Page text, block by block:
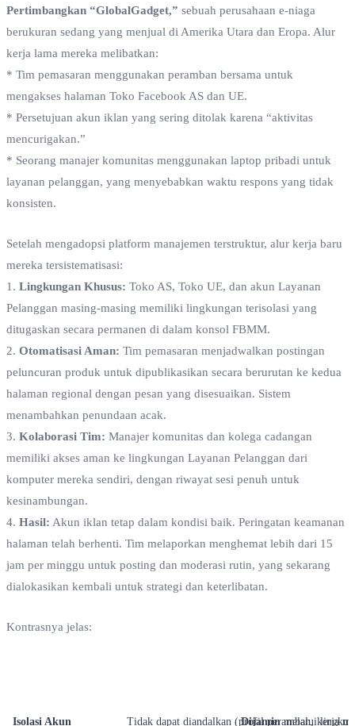
Pertimbangkan “GlobalGadget,” sebuah perusahaan e-niaga
berukuran sedang yang menjual di Amerika Utara dan Eropa. Alur
kerja lama mereka melibatkan:
* Tim pemasaran menggunakan peramban bersama untuk
mengakses halaman Toko Facebook AS dan UE.
* Persetujuan akun iklan yang sering ditolak karena “aktivitas
mencurigakan.”
* Seorang manajer komunitas menggunakan laptop pribadi untuk
layanan pelanggan, yang menyebabkan waktu respons yang tidak
konsisten.
Setelah mengadopsi platform manajemen terstruktur, alur kerja baru
mereka tersistematisasi:
1. Lingkungan Khusus: Toko AS, Toko UE, dan akun Layanan
Pelanggan masing-masing memiliki lingkungan terisolasi yang
ditugaskan secara permanen di dalam konsol FBMM.
2. Otomatisasi Aman: Tim pemasaran menjadwalkan postingan
peluncuran produk untuk dipublikasikan secara berurutan ke kedua
halaman regional dengan pesan yang disesuaikan. Sistem
menambahkan penundaan acak.
3. Kolaborasi Tim: Manajer komunitas dan kolega cadangan
memiliki akses aman ke lingkungan Layanan Pelanggan dari
komputer mereka sendiri, dengan riwayat sesi penuh untuk
kesinambungan.
4. Hasil: Akun iklan tetap dalam kondisi baik. Peringatan keamanan
halaman telah berhenti. Tim melaporkan menghemat lebih dari 15
jam per minggu untuk posting dan moderasi rutin, yang sekarang
dialokasikan kembali untuk strategi dan keterlibatan.
Kontrasnya jelas:
Isolasi Akun Tidak dapat diandalkan (profil peramban, kerja
Dijaminmelalui